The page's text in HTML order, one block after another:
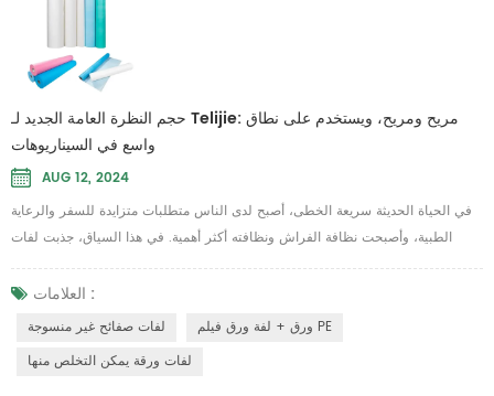
حجم النظرة العامة الجديد لـ Telijie: مريح ومريح، ويستخدم على نطاق
واسع في السيناريوهات
AUG 12, 2024
في الحياة الحديثة سريعة الخطى، أصبح لدى الناس متطلبات متزايدة للسفر والرعاية
الطبية، وأصبحت نظافة الفراش ونظافته أكثر أهمية. في هذا السياق، جذبت لفات
الألواح التي تستخدم لمرة واحدة أيضًا المزيد من اهتمام الناس وتفضيلهم. يتم تصنيع
لفات الألواح التي تستخدم لمرة واحدة من مجموعة متنوعة من المواد الخام لتلبية
بيئات الاستخدام والاحتياجات المختلفة. وتشمل هذه المواد الأربعة المشتركة التالية: لفة
العلامات :
لفات صفائح غير منسوجة
ورق + لفة ورق فيلم PE
لفات ورقة يمكن التخلص منها